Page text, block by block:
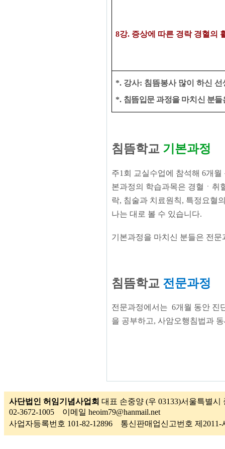
8강. 증상에 따른 경락 경혈의
*. 강사: 침뜸봉사 많이 하신 선
*. ​ 침뜸입문 과정을 마치신 분
침뜸학교 기본과정
주1회 교실수업에 참석해 6개
본과정의 학습과목은 경혈ㆍ취
락, 침술과 치료원칙, 특정요혈
나는 대로 볼 수 있습니다.
기본과정을 마치신 분들은 전
침뜸학교 전문과정
전문과정에서는 6개월​ 동안 진
을 공부하고, 사암오행침법과
사단법인 허임기념사업회 대표 손중양 (우 03133)서울특별
02-3672-1005 이메일 heoim79@hanmail.net
사업자등록번호 101-82-12896 통신판매업신고번호 제